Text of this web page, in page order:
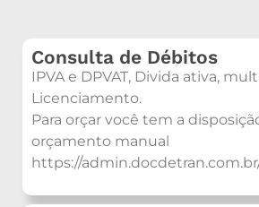
Consulta de Débitos
IPVA e DPVAT, Divida ativa,
Licenciamento.
Para orçar você tem a
orçamento manual
https://